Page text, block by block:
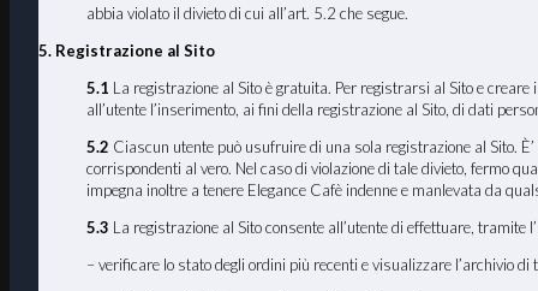
abbia violato il divieto di cui all’art. 5.2 che segue.
5. Registrazione al Sito
5.1 La registrazione al Sito è gratuita. Per registrarsi al Sito e
all’utente l’inserimento, ai fini della registrazione al Sito, di dati
5.2 Ciascun utente può usufruire di una sola registrazione al Sito.
corrispondenti al vero. Nel caso di violazione di tale divieto, fermo
impegna inoltre a tenere Elegance Cafè indenne e manlevata da
5.3 La registrazione al Sito consente all’utente di effettuare, tramite
– verificare lo stato degli ordini più recenti e visualizzare l’archivio